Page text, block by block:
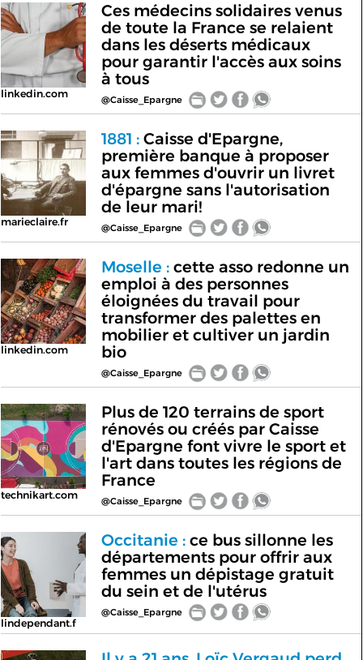
linkedin.com
Ces médecins solidaires venus
de toute la France se relaient
dans les déserts médicaux
pour garantir l'accès aux soins
à tous
@Caisse_Epargne
marieclaire.fr
1881 :Caisse d'Epargne,
première banque à proposer
aux femmes d'ouvrir un livret
d'épargne sans l'autorisation
de leur mari!
@Caisse_Epargne
linkedin.com
Moselle :cette asso redonne un
emploi à des personnes
éloignées du travail pour
transformer des palettes en
mobilier et cultiver un jardin
bio
@Caisse_Epargne
technikart.com
Plus de 120 terrains de sport
rénovés ou créés par Caisse
d'Epargne font vivre le sport et
l'art dans toutes les régions de
France
@Caisse_Epargne
lindependant.f
Occitanie :ce bus sillonne les
départements pour offrir aux
femmes un dépistage gratuit
du sein et de l'utérus
@Caisse_Epargne